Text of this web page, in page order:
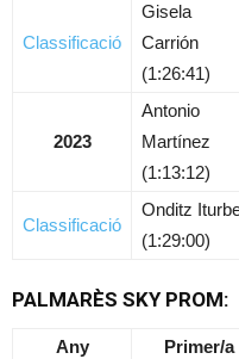
Classificació
Gisela
Carrión
(1:26:41)
2023
Antonio
Martínez
(1:13:12)
Classificació
Onditz
(1:29:00)
PALMARÈS SKY PROM:
Any Primer/a